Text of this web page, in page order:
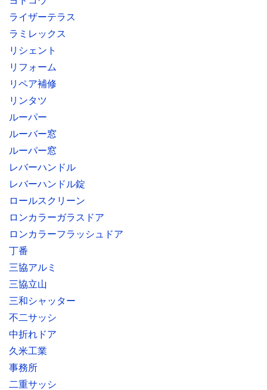
ライザーテラス
ラミレックス
リシェント
リフォーム
リペア補修
リンタツ
ルーパー
ルーバー窓
ルーパー窓
レバーハンドル
レバーハンドル錠
ロールスクリーン
ロンカラーガラスドア
ロンカラーフラッシュドア
丁番
三協アルミ
三協立山
三和シャッター
不二サッシ
中折れドア
久米工業
事務所
二重サッシ